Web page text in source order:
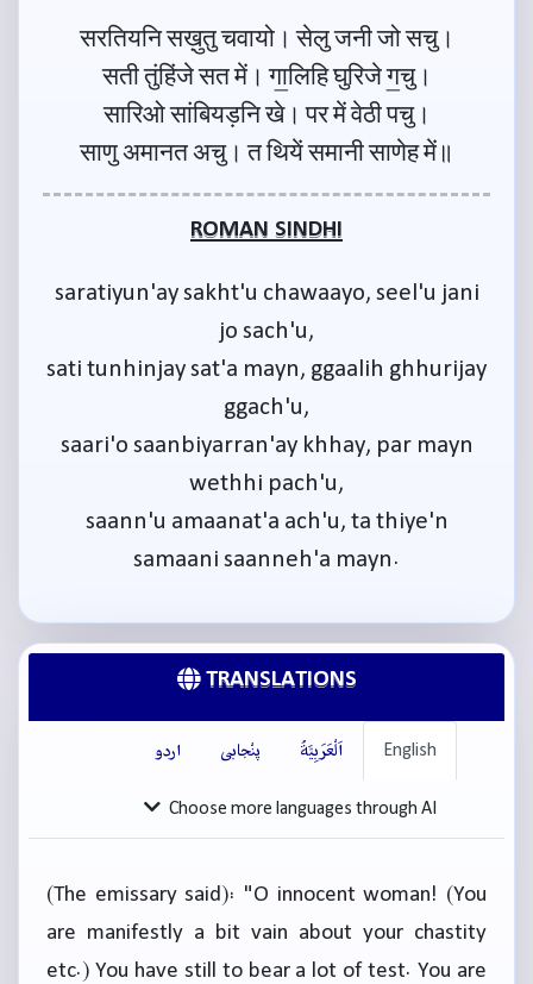
सरतियनि सख़ुतु चवायो। सेलु जनी जो सचु।
सती तुंहिंजे सत में। गा॒लिहि घुरिजे ग॒चु।
सारिओ सांबियड़नि खे। पर में वेठी पचु।
साणु अमानत अचु। त थियें समानी साणेह में॥
ROMAN SINDHI
saratiyun'ay sakht'u chawaayo, seel'u jani
jo sach'u,
sati tunhinjay sat'a mayn, ggaalih ghhurijay
ggach'u,
saari'o saanbiyarran'ay khhay, par mayn
wethhi pach'u,
saann'u amaanat'a ach'u, ta thiye'n
samaani saanneh'a mayn.
TRANSLATIONS
English اَلْعَرَبِيَّةُ پنْجابی اردو
Choose more languages through AI
(The emissary said): "O innocent woman! (You
are manifestly a bit vain about your chastity
etc.) You have still to bear a lot of test. You are